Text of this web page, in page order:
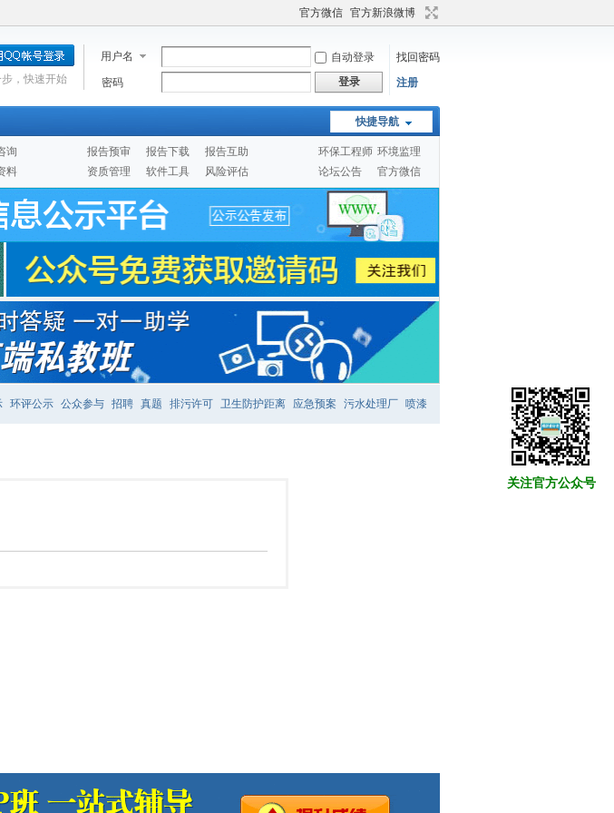
官方微信 官方新浪微博
用户名 自动登录
找回密码
密码
登录 注册
，快速开始
快捷导航
询
料
报告预审 报告下载
报告互助
资质管理
软件工具 风险评估
环保工程师 环境监理
论坛公告
官方微信
环评公示 公众参与 招聘 真题 排污许可 卫生防护距离 应急预案 污水处理厂 喷漆
关注官方公众号